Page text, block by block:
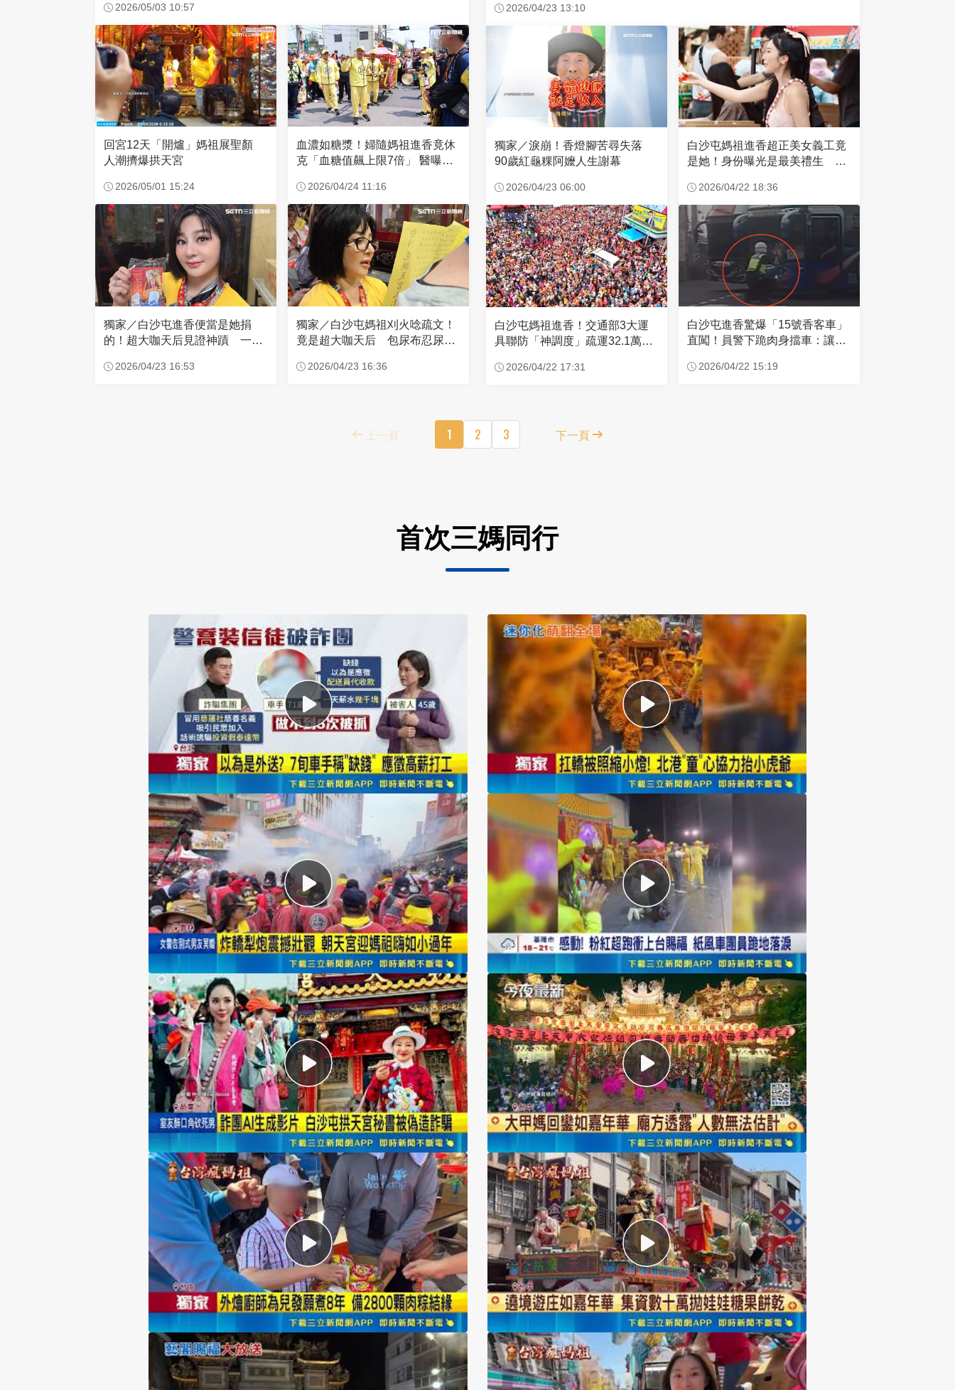
2026/05/03 10:57
回宮12天「開爐」媽祖展聖顏
人潮擠爆拱天宮
2026/05/01 15:24
血濃如糖漿！婦隨媽祖進香竟休
克「血糖值飆上限7倍」 醫曝原
2026/04/24 11:16
獨家／白沙屯進香便當是她捐
的！超大咖天后見證神蹟 一靠
2026/04/23 16:53
獨家／白沙屯媽祖刈火唸疏文！
竟是超大咖天后 包尿布忍尿5
2026/04/23 16:36
2026/04/23 13:10
獨家／淚崩！香燈腳苦尋失落
90歲紅龜粿阿嬤人生謝幕
2026/04/23 06:00
白沙屯媽祖進香超正美女義工竟
是她！身份曝光是最美禮生 一
2026/04/22 18:36
白沙屯媽祖進香！交通部3大運
具聯防「神調度」疏運32.1萬創
2026/04/22 17:31
白沙屯進香驚爆「15號香客車」
直闖！員警下跪肉身擋車：讓行
2026/04/22 15:19
上一頁 1 2 3 下一頁
首次三媽同行